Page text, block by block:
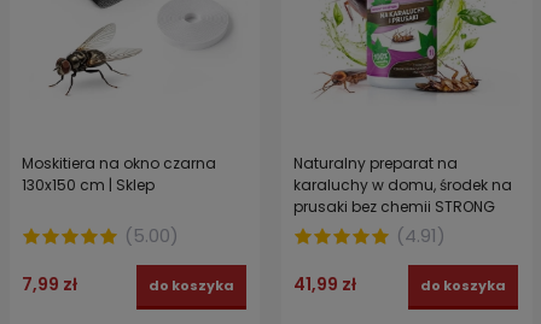
Moskitiera na okno czarna
130x150 cm | Sklep
(5.00)
7,99 zł do koszyka
Naturalny preparat na
karaluchy w domu, środek na
prusaki bez chemii STRONG
NATURAL 1 l
(4.91)
41,99 zł do koszyka